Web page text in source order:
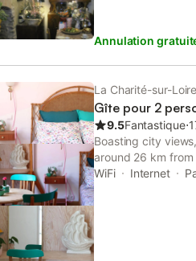
Annulation
La Charité-sur-
Gîte pour 2
9.5Fantastique⋅
Boasting city
around 26 km
property are a
WiFi Internet